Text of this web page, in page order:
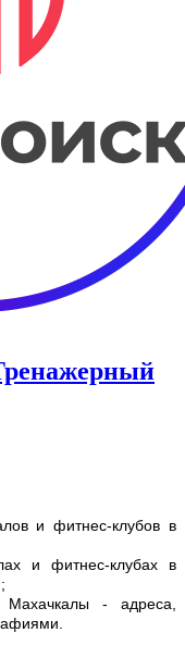
и фитнес-клубов в
и фитнес-клубах в
- адреса,